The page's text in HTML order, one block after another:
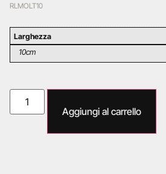
RLMOLT10
Larghezza
10cm
Aggiungi al carrello